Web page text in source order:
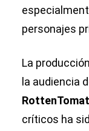
personajes
La
la audiencia
críticos ha